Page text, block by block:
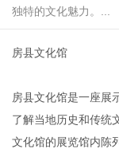
独特的文化魅力。...
房县文化馆
房县文化馆是一座展
了解当地历史和传统
文化馆的展览馆内陈